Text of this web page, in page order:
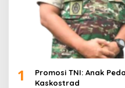
1
Promosi TNI: Anak
Kaskostrad